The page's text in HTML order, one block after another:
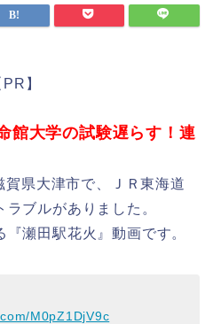
PR】
館大学の試験遅らす！連
県大津市で、ＪＲ東海道
ブルがありました。
瀬田駅花火』動画です。
M0pZ1DjV9c